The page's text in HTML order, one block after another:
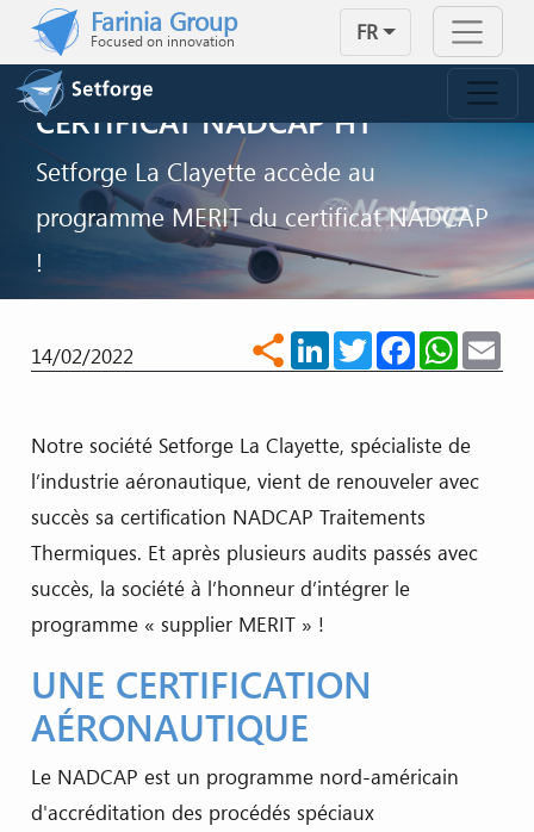
Skip to main content
Farinia Group
Focused on innovation FR
SETFORGE RENOUVELLE SON
CERTIFICAT NADCAP HT
Setforge La Clayette accède au
programme MERIT du certificat NADCAP
!
14/02/2022
share LinkedInTwitterFacebook
Notre société Setforge La Clayette, spécialiste de
l’industrie aéronautique, vient de renouveler avec
succès sa certification NADCAP Traitements
Thermiques. Et après plusieurs audits passés avec
succès, la société à l’honneur d’intégrer le
programme « supplier MERIT » !
UNE CERTIFICATION
AÉRONAUTIQUE
Le NADCAP est un programme nord-américain
d'accréditation des procédés spéciaux